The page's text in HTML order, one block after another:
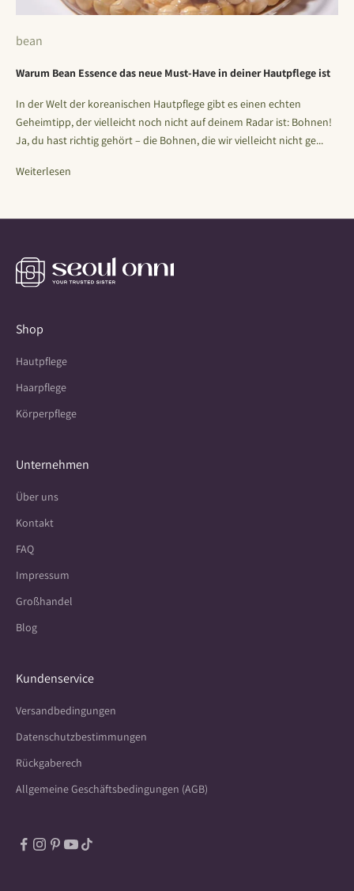
bean
Warum Bean Essence das neue Must-Have in deiner Hautpflege ist
In der Welt der koreanischen Hautpflege gibt es einen echten
Geheimtipp, der vielleicht noch nicht auf deinem Radar ist: Bohnen!
Ja, du hast richtig gehört – die Bohnen, die wir vielleicht nicht ge...
Weiterlesen
Shop
Hautpflege
Haarpflege
Körperpflege
Unternehmen
Über uns
Kontakt
FAQ
Impressum
Großhandel
Blog
Kundenservice
Versandbedingungen
Datenschutzbestimmungen
Rückgaberech
Allgemeine Geschäftsbedingungen (AGB)